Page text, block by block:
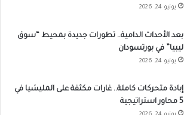
يونيو 24, 2026
بعد الأحداث الدامية.. تطورات جديدة بمحيط “سوق
ليبيا” في بورتسودان
يونيو 24, 2026
إبادة متحركات كاملة.. غارات مكثفة على المليشيا في
5 محاور استراتيجية